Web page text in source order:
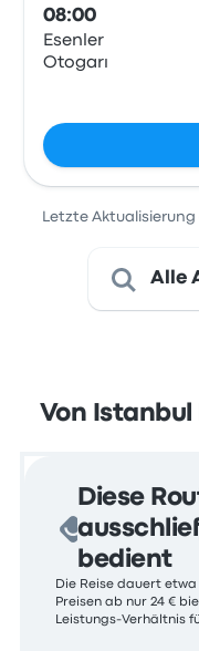
08:00
Esenler
Otogarı
Letzte Aktualisierung
Alle
Von
Diese
bedient
Die Reise dauert etwa
Preisen ab nur 24 €
Leistungs-Verhältnis